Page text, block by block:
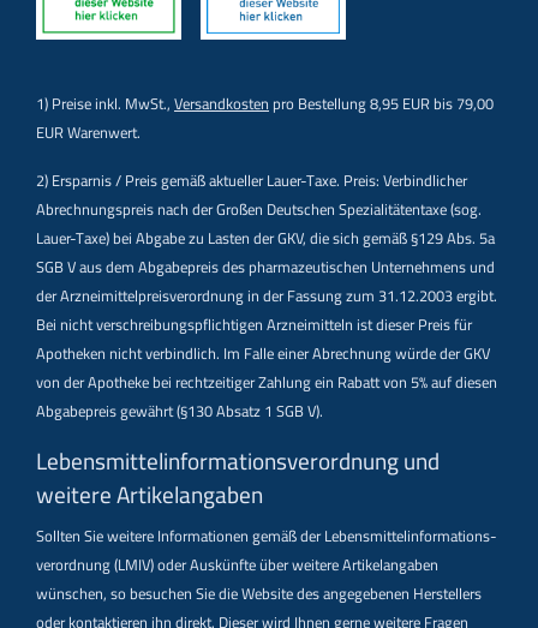
1) Preise inkl. MwSt.,Versandkosten pro Bestellung 8,95 EUR bis 79,00
EUR Warenwert.
2) Ersparnis / Preis gemäß aktueller Lauer-Taxe. Preis: Verbindlicher
Abrechnungspreis nach der Großen Deutschen Spezialitätentaxe (sog.
Lauer-Taxe) bei Abgabe zu Lasten der GKV, die sich gemäß §129 Abs. 5a
SGB V aus dem Abgabepreis des pharmazeutischen Unternehmens und
der Arzneimittelpreisverordnung in der Fassung zum 31.12.2003 ergibt.
Bei nicht verschreibungspflichtigen Arzneimitteln ist dieser Preis für
Apotheken nicht verbindlich. Im Falle einer Abrechnung würde der GKV
von der Apotheke bei rechtzeitiger Zahlung ein Rabatt von 5% auf diesen
Abgabepreis gewährt (§130 Absatz 1 SGB V).
Lebensmittel­informations­verordnung und
weitere Artikelangaben
Sollten Sie weitere Informationen gemäß der Lebensmittel­informations­
verordnung (LMIV) oder Auskünfte über weitere Artikelangaben
wünschen, so besuchen Sie die Website des angegebenen Herstellers
oder kontaktieren ihn direkt. Dieser wird Ihnen gerne weitere Fragen